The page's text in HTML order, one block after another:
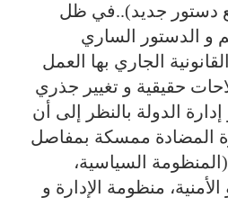
دستور جديد)..في ظل
و الدستور الساري
الجاري بها العمل
حقيقية و تغيير جذري
الدولة بالنظر إلى أن
المضادة ممسكة بمفاصل
السياسية،
منظومة الإدارة و